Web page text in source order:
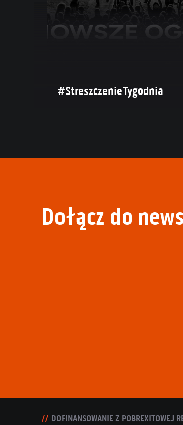
#StreszczenieTygodnia
Dołącz do
DOFINANSOWANIE Z POBREXITOWEJ